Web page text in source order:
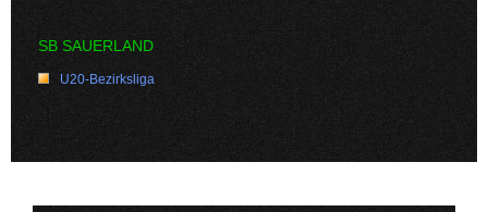
SB SAUERLAND
U20-Bezirksliga